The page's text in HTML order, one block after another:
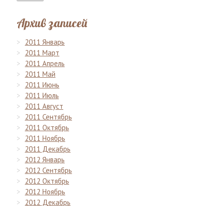
Архив записей
2011 Январь
2011 Март
2011 Апрель
2011 Май
2011 Июнь
2011 Июль
2011 Август
2011 Сентябрь
2011 Октябрь
2011 Ноябрь
2011 Декабрь
2012 Январь
2012 Сентябрь
2012 Октябрь
2012 Ноябрь
2012 Декабрь